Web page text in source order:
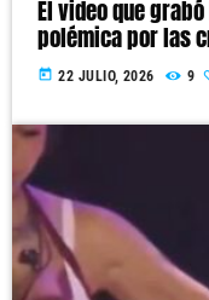
El video que
polémica por las
today 22 JULIO, 2026 9